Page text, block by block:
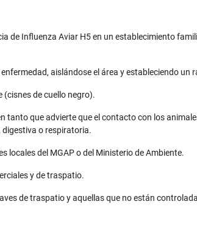
de Influenza Aviar H5 en un establecimiento
aislándose el área y estableciendo un
(cisnes de cuello negro).
tanto que advierte que el contacto con los
o respiratoria.
locales del MGAP o del Ministerio de Ambiente.
y de traspatio.
de traspatio y aquellas que no están